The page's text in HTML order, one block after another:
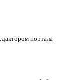
портала